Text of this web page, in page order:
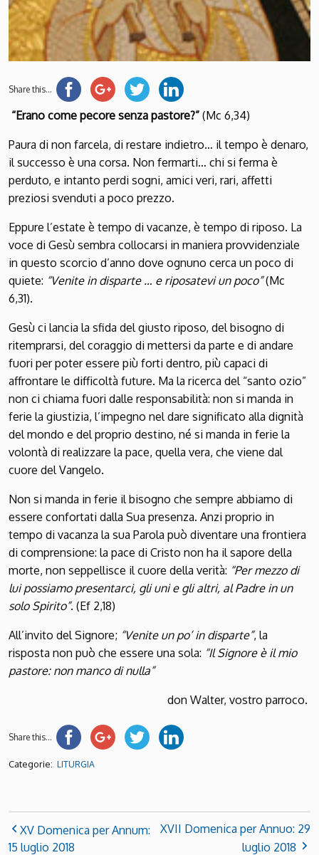
Share this...
“Erano come pecore senza pastore?” (Mc 6,34)
Paura di non farcela, di restare indietro… il tempo è denaro,
il successo è una corsa. Non fermarti… chi si ferma è
perduto, e intanto perdi sogni, amici veri, rari, affetti
preziosi svenduti a poco prezzo.
Eppure l’estate è tempo di vacanze, è tempo di riposo. La
voce di Gesù sembra collocarsi in maniera provvidenziale
in questo scorcio d’anno dove ognuno cerca un poco di
quiete: “Venite in disparte … e riposatevi un poco”(Mc
6,31).
Gesù ci lancia la sfida del giusto riposo, del bisogno di
ritemprarsi, del coraggio di mettersi da parte e di andare
fuori per poter essere più forti dentro, più capaci di
affrontare le difficoltà future. Ma la ricerca del “santo ozio”
non ci chiama fuori dalle responsabilità: non si manda in
ferie la giustizia, l’impegno nel dare significato alla dignità
del mondo e del proprio destino, né si manda in ferie la
volontà di realizzare la pace, quella vera, che viene dal
cuore del Vangelo.
Non si manda in ferie il bisogno che sempre abbiamo di
essere confortati dalla Sua presenza. Anzi proprio in
tempo di vacanza la sua Parola può diventare una frontiera
di comprensione: la pace di Cristo non ha il sapore della
morte, non seppellisce il cuore della verità: “Per mezzo di
lui possiamo presentarci, gli uni e gli altri, al Padre in un
solo Spirito”. (Ef 2,18)
All’invito del Signore; “Venite un po’ in disparte”, la
risposta non può che essere una sola: “Il Signore è il mio
pastore: non manco di nulla”
don Walter, vostro parroco.
Share this...
Categorie: LITURGIA
XV Domenica per Annum:
15 luglio 2018
XVII Domenica per Annuo: 29
luglio 2018